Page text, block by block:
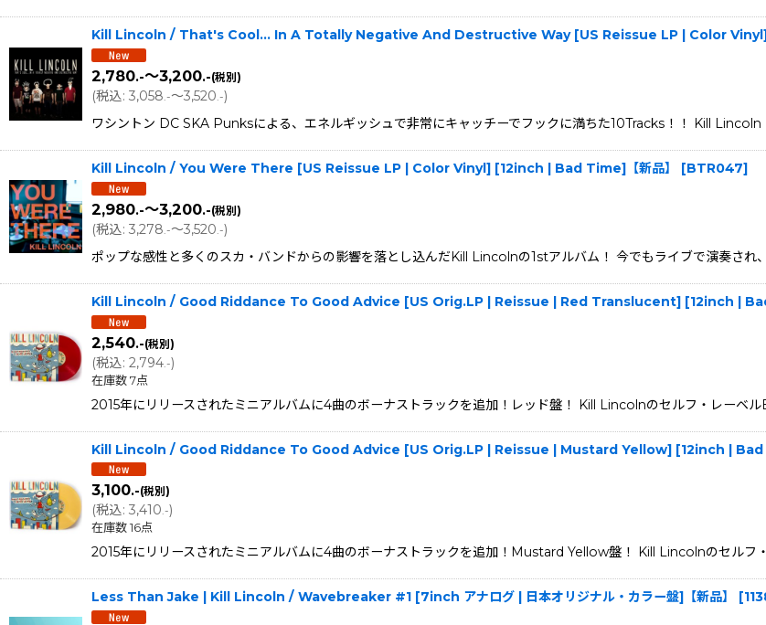
Kill Lincoln / That's Cool... In A Totally Negative And Destructive Way [US Reissue LP | Color Vinyl]
2,780.-～3,200.-(税別)
(税込: 3,058.-～3,520.-)
ワシントン DC SKA Punksによる、エネルギッシュで非常にキャッチーでフックに満ちた10Tracks！！ Kill
Kill Lincoln / You Were There [US Reissue LP | Color Vinyl] [12inch | Bad Time]【新品】 [BTR047]
2,980.-～3,200.-(税別)
(税込: 3,278 .-～3,520 .-)
ポップな感性と多くのスカ・バンドからの影響を落とし込んだKill Lincolnの1stアルバム！ 今でもライブで演奏さ
Kill Lincoln / Good Riddance To Good Advice [US Orig.LP | Reissue | Red Translucent] [12inch | Bad
2,540.-(税別)
(税込: 2,794 .-)
在庫数 7点
2015年にリリースされたミニアルバムに4曲のボーナストラックを追加！レッド盤！ Kill Lincolnのセルフ・レー
Kill Lincoln / Good Riddance To Good Advice [US Orig.LP | Reissue | Mustard Yellow] [12inch | Bad
3,100.-(税別)
(税込: 3,410.-)
在庫数 16点
2015年にリリースされたミニアルバムに4曲のボーナストラックを追加！Mustard Yellow盤！ Kill Lincolnのセル
Less Than Jake | Kill Lincoln / Wavebreaker #1 [7inch アナログ | 日本オリジナル・カラー盤]【新品】 [